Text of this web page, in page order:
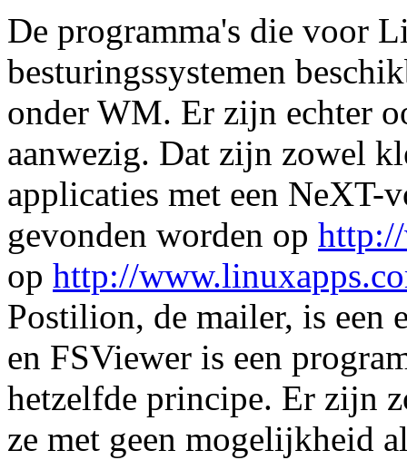
De programma's die voor
besturingssystemen
onder WM. Er zijn echter
aanwezig. Dat zijn zowel
applicaties met een NeXT-
gevonden worden op
op http://
Postilion, de mailer, is een
en FSViewer is een
hetzelfde principe. Er zijn
ze met geen mogelijkheid